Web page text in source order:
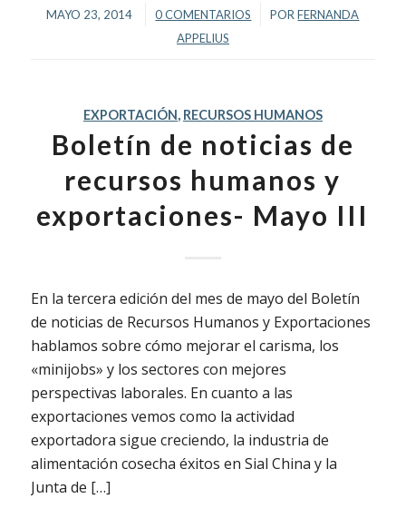
MAYO 23, 2014
/ 0 COMENTARIOS
/ PORFERNANDA
APPELIUS
EXPORTACIÓN, RECURSOS HUMANOS
Boletín de noticias de
recursos humanos y
exportaciones- Mayo III
En la tercera edición del mes de mayo del Boletín
de noticias de Recursos Humanos y Exportaciones
hablamos sobre cómo mejorar el carisma, los
«minijobs» y los sectores con mejores
perspectivas laborales. En cuanto a las
exportaciones vemos como la actividad
exportadora sigue creciendo, la industria de
alimentación cosecha éxitos en Sial China y la
Junta de […]